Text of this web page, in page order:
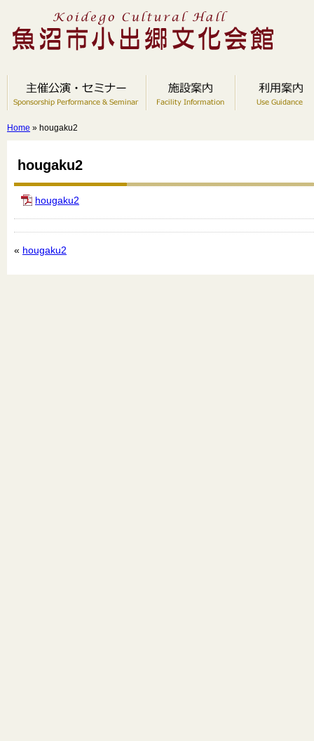
Home » hougaku2
hougaku2
hougaku2
« hougaku2